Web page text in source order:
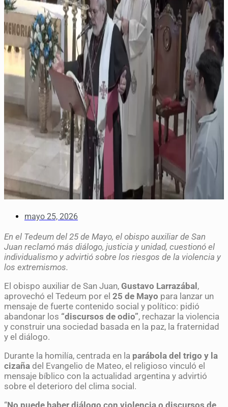
mayo 25, 2026
En el Tedeum del 25 de Mayo, el obispo auxiliar de San
Juan reclamó más diálogo, justicia y unidad, cuestionó el
individualismo y advirtió sobre los riesgos de la violencia y
los extremismos.
El obispo auxiliar de San Juan, Gustavo Larrazábal ,
aprovechó el Tedeum por el 25 de Mayo para lanzar un
mensaje de fuerte contenido social y político: pidió
abandonar los “discursos de odio”, rechazar la violencia
y construir una sociedad basada en la paz, la fraternidad
y el diálogo.
Durante la homilía, centrada en la parábola del trigo y la
cizaña del Evangelio de Mateo, el religioso vinculó el
mensaje bíblico con la actualidad argentina y advirtió
sobre el deterioro del clima social.